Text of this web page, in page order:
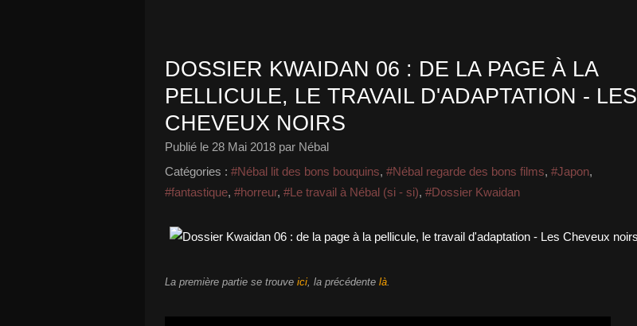
DOSSIER KWAIDAN 06 : DE LA PAGE À LA
PELLICULE, LE TRAVAIL D'ADAPTATION - LES
CHEVEUX NOIRS
Publié le 28 Mai 2018 par Nébal
Catégories : #Nébal lit des bons bouquins, #Nébal regarde des bons films, #Japon,
#fantastique, #horreur, #Le travail à Nébal (si - si), #Dossier Kwaidan
La première partie se trouve ici, la précédente là.